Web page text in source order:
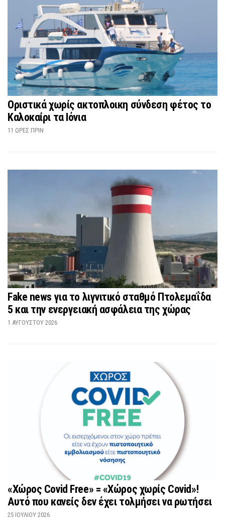
Οριστικά χωρίς ακτοπλοικη σύνδεση φέτος το
Καλοκαίρι τα Ιόνια
11 ΏΡΕΣ ΠΡΙΝ
Fake news για το λιγνιτικό σταθμό Πτολεμαΐδα
5 και την ενεργειακή ασφάλεια της χώρας
1 ΑΥΓΟΎΣΤΟΥ 2026
«Χώρος Covid Free» = «Χώρος χωρίς Covid»!
Αυτό που κανείς δεν έχει τολμήσει να ρωτήσει
25 ΙΟΥΛΊΟΥ 2026